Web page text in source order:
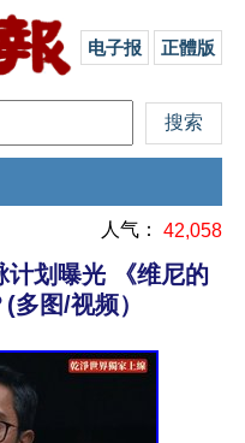
电子报 正體版
人气： 42,058
计划曝光 《维尼的
图/视频）